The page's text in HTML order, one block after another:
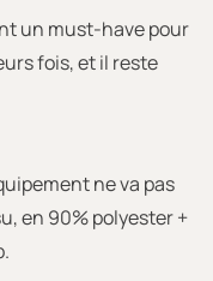
un must-have pour
fois, et il reste
ne va pas
en 90% polyester +